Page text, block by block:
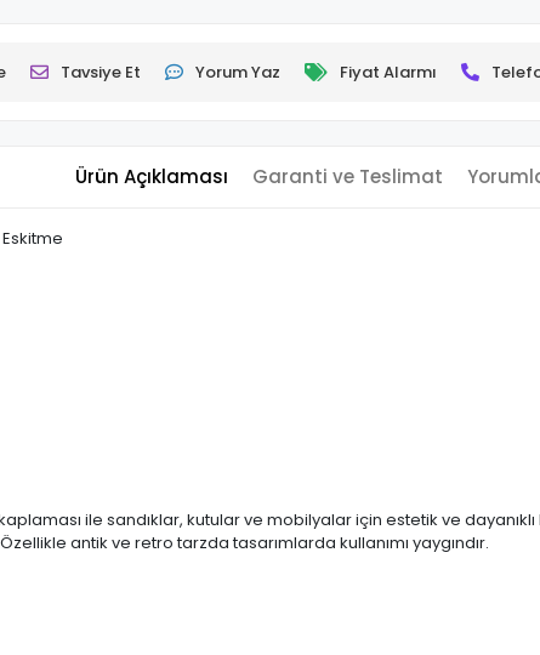
Tavsiye Et Yorum Yaz Fiyat Alarmı
Ürün Açıklaması Garanti ve Teslimat
ile sandıklar, kutular ve mobilyalar için estetik ve
antik ve retro tarzda tasarımlarda kullanımı yaygındır.